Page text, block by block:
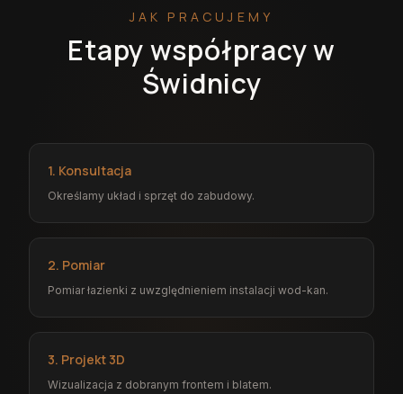
JAK PRACUJEMY
Etapy współpracy w
Świdnicy
1. Konsultacja
Określamy układ i sprzęt do zabudowy.
2. Pomiar
Pomiar łazienki z uwzględnieniem instalacji wod-kan.
3. Projekt 3D
Wizualizacja z dobranym frontem i blatem.